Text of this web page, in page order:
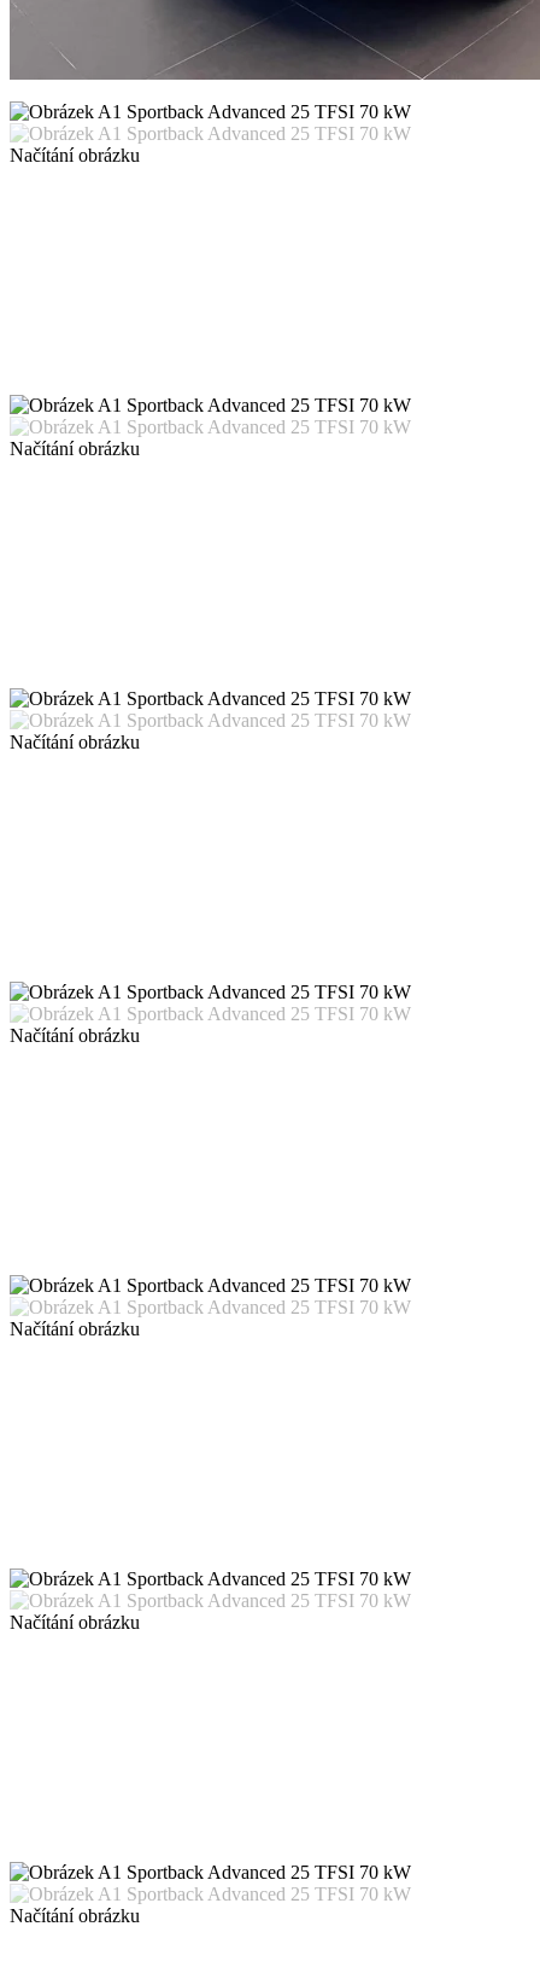
Načítání obrázku
Načítání obrázku
Načítání obrázku
Načítání obrázku
Načítání obrázku
Načítání obrázku
Načítání obrázku